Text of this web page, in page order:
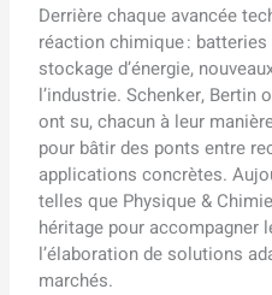
Derrière chaque avancée
réaction chimique :
stockage d’énergie,
l’industrie. Schenker, Bertin
ont su, chacun à leur
pour bâtir des ponts entre
applications concrètes.
telles que Physique &
héritage pour accompagner
l’élaboration de solutions
marchés.